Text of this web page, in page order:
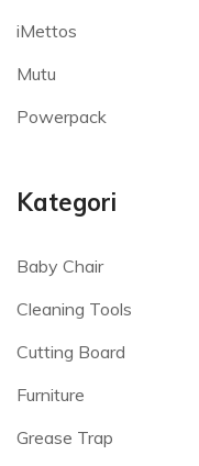
iMettos
Mutu
Powerpack
Kategori
Baby Chair
Cleaning Tools
Cutting Board
Furniture
Grease Trap